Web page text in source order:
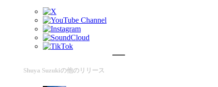
Shuya Suzukiの他のリリース